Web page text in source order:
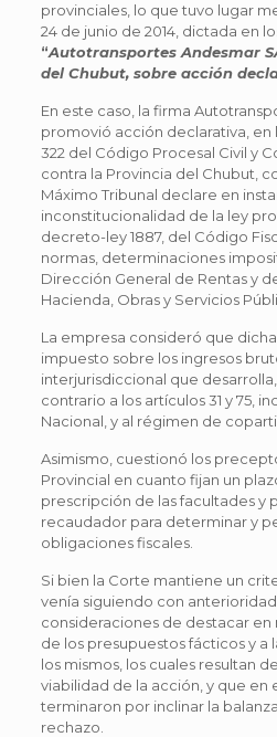
provinciales, lo que tuvo lugar
24 de junio de 2014, dictada en
“Autotransportes Andesmar
del Chubut, sobre acción
En este caso, la firma
promovió acción declarativa, en
322 del Código Procesal Civil y
contra la Provincia del Chubut,
Máximo Tribunal declare en
inconstitucionalidad de la ley
decreto-ley 1887, del Código
normas, determinaciones
Dirección General de Rentas y
Hacienda, Obras y Servicios
La empresa consideró que
impuesto sobre los ingresos
interjurisdiccional que
contrario a los artículos 31 y 75,
Nacional, y al régimen de
Asimismo, cuestionó los
Provincial en cuanto fijan un
prescripción de las facultades y
recaudador para determinar y
obligaciones fiscales.
Si bien la Corte mantiene un
venía siguiendo con
consideraciones de destacar
de los presupuestos fácticos y
los mismos, los cuales resultan
viabilidad de la acción, y que en
terminaron por inclinar la
rechazo.